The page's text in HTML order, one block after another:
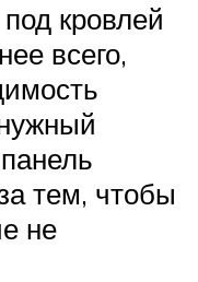
кровлей
всего,
тем, чтобы
не